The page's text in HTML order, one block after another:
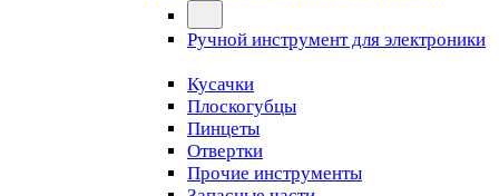
Ручной инструмент для электроники
Кусачки
Плоскогубцы
Пинцеты
Отвертки
Прочие инструменты